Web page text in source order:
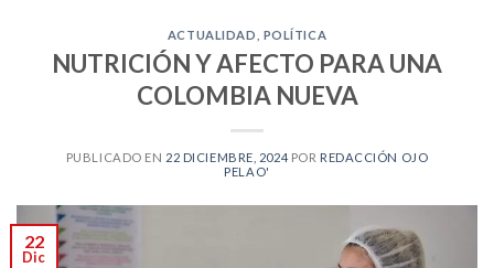
ACTUALIDAD POLÍTICA
NUTRICIÓN Y AFECTO PARA UNA
COLOMBIA NUEVA
PUBLICADO EN 22 DICIEMBRE, 2024 POR REDACCIÓN OJO
PELAO'
22
Dic